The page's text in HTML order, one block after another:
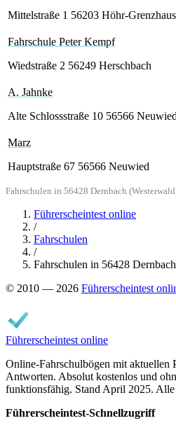
Fahrschulen in 56428 Dernbach
Mittelstraße 1 56203 Höhr-
Fahrschule Peter Kempf
Wiedstraße 2 56249 Herschbach
A. Jahnke
Alte Schlossstraße 10 56566 Neuwied
Marz
Hauptstraße 67 56566 Neuwied
Führerscheintest online
/
Fahrschulen
/
Fahrschulen in 56428
© 2010 — 2026 Führerscheintest
Führerscheintest online
Online-Fahrschulbögen mit aktuellen
Antworten. Absolut kostenlos und
funktionsfähig. Stand April 2025.
Führerscheintest-Schnellzugriff